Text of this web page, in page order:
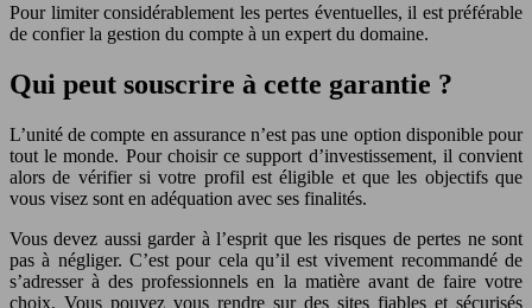
Pour limiter considérablement les pertes éventuelles, il est préférable
de confier la gestion du compte à un expert du domaine.
Qui peut souscrire à cette garantie ?
L’unité de compte en assurance n’est pas une option disponible pour
tout le monde. Pour choisir ce support d’investissement, il convient
alors de vérifier si votre profil est éligible et que les objectifs que
vous visez sont en adéquation avec ses finalités.
Vous devez aussi garder à l’esprit que les risques de pertes ne sont
pas à négliger. C’est pour cela qu’il est vivement recommandé de
s’adresser à des professionnels en la matière avant de faire votre
choix. Vous pouvez vous rendre sur des sites fiables et sécurisés